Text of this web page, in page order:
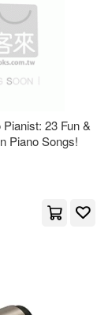
23 Fun &
Piano Songs!